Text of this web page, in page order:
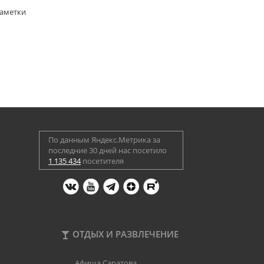
По данным Яндекс.Метрика за
последние 30 дней нас посетило
1 135 434посетителя
ОТДЫХ И РАЗВЛЕЧЕНИЕ